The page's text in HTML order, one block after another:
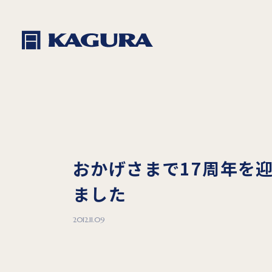
おかげさまで17周年を
ました
2012.11.09